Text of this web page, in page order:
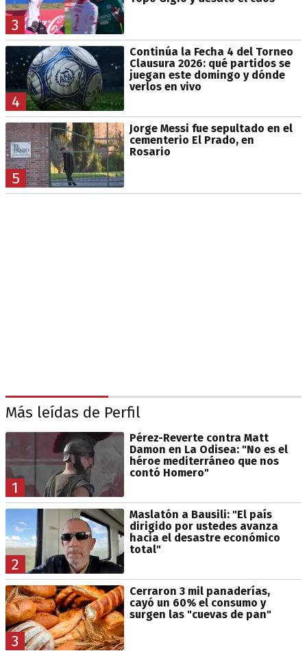
3
4
Continúa la Fecha 4 del Torneo
Clausura 2026: qué partidos se
juegan este domingo y dónde
verlos en vivo
5
Jorge Messi fue sepultado en el
cementerio El Prado, en
Rosario
Más leídas de Perfil
1
Pérez-Reverte contra Matt
Damon en La Odisea: "No es el
héroe mediterráneo que nos
contó Homero"
2
Maslatón a Bausili: "El país
dirigido por ustedes avanza
hacia el desastre económico
total"
3
Cerraron 3 mil panaderías,
cayó un 60% el consumo y
surgen las "cuevas de pan"